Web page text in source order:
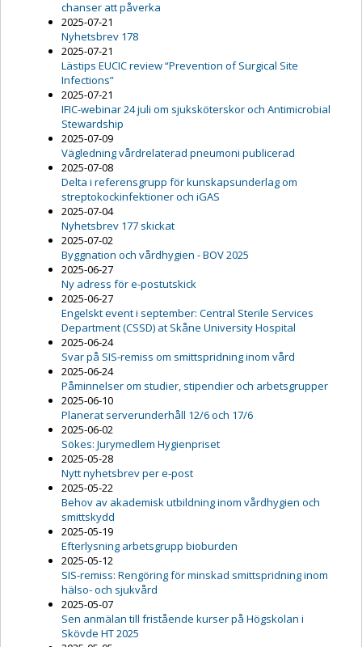
chanser att påverka
2025-07-21
Nyhetsbrev 178
2025-07-21
Lästips EUCIC review “Prevention of Surgical Site
Infections”
2025-07-21
IFIC-webinar 24 juli om sjuksköterskor och Antimicrobial
Stewardship
2025-07-09
Vägledning vårdrelaterad pneumoni publicerad
2025-07-08
Delta i referensgrupp för kunskapsunderlag om
streptokockinfektioner och iGAS
2025-07-04
Nyhetsbrev 177 skickat
2025-07-02
Byggnation och vårdhygien - BOV 2025
2025-06-27
Ny adress för e-postutskick
2025-06-27
Engelskt event i september: Central Sterile Services
Department (CSSD) at Skåne University Hospital
2025-06-24
Svar på SIS-remiss om smittspridning inom vård
2025-06-24
Påminnelser om studier, stipendier och arbetsgrupper
2025-06-10
Planerat serverunderhåll 12/6 och 17/6
2025-06-02
Sökes: Jurymedlem Hygienpriset
2025-05-28
Nytt nyhetsbrev per e-post
2025-05-22
Behov av akademisk utbildning inom vårdhygien och
smittskydd
2025-05-19
Efterlysning arbetsgrupp bioburden
2025-05-12
SIS-remiss: Rengöring för minskad smittspridning inom
hälso- och sjukvård
2025-05-07
Sen anmälan till fristående kurser på Högskolan i
Skövde HT 2025